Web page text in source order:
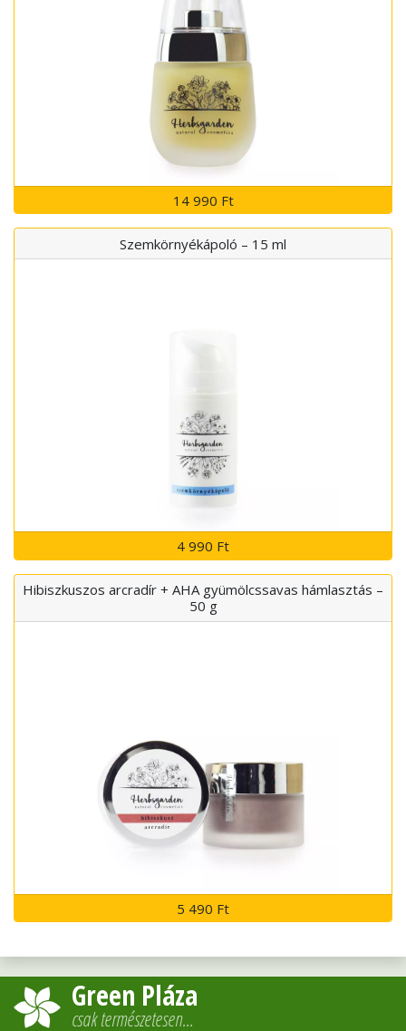
14 990 Ft
Szemkörnyékápoló – 15 ml
4 990 Ft
Hibiszkuszos arcradír + AHA gyümölcssavas hámlasztás –
50 g
5 490 Ft
Green Pláza
csak természetesen…